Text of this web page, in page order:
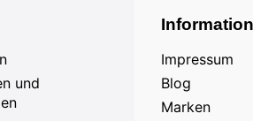
und
Impressum
Blog
Marken